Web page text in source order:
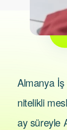
Almanya İş
nitelikli
ay süreyle